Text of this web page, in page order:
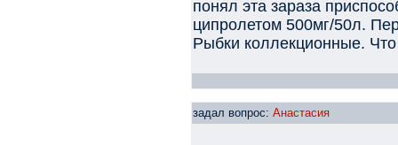
понял эта зараза
ципролетом 500мг/50л.
Рыбки коллекционные.
задал вопрос: Анастасия